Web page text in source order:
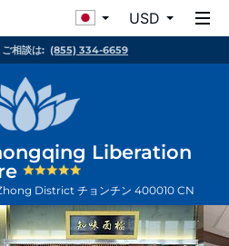
USD
相談は: (855) 334-6659
Liberation
District チョンチン 400010 CN